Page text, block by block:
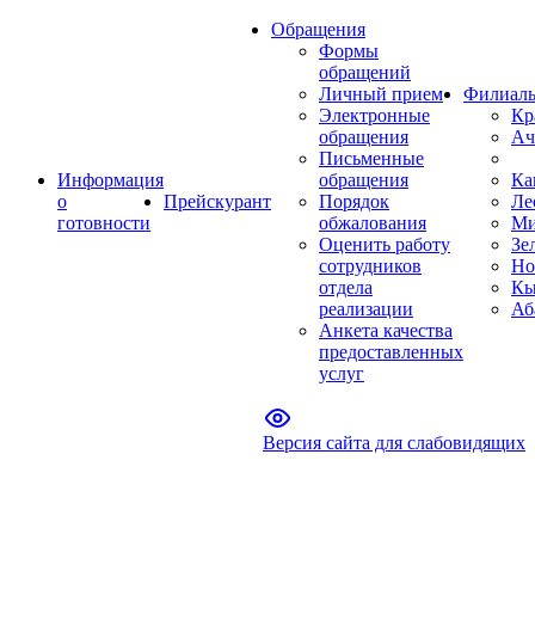
Информация
о
готовности
Прейскурант
Обращения
Формы
обращений
Личный прием
Электронные
обращения
Письменные
обращения
Порядок
обжалования
Оценить работу
сотрудников
отдела
реализации
Анкета качества
предоставленных
услуг
Версия сайта для слабовидящих